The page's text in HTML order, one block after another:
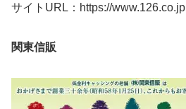
サイトURL：https://www.126.co.jp
関東信販